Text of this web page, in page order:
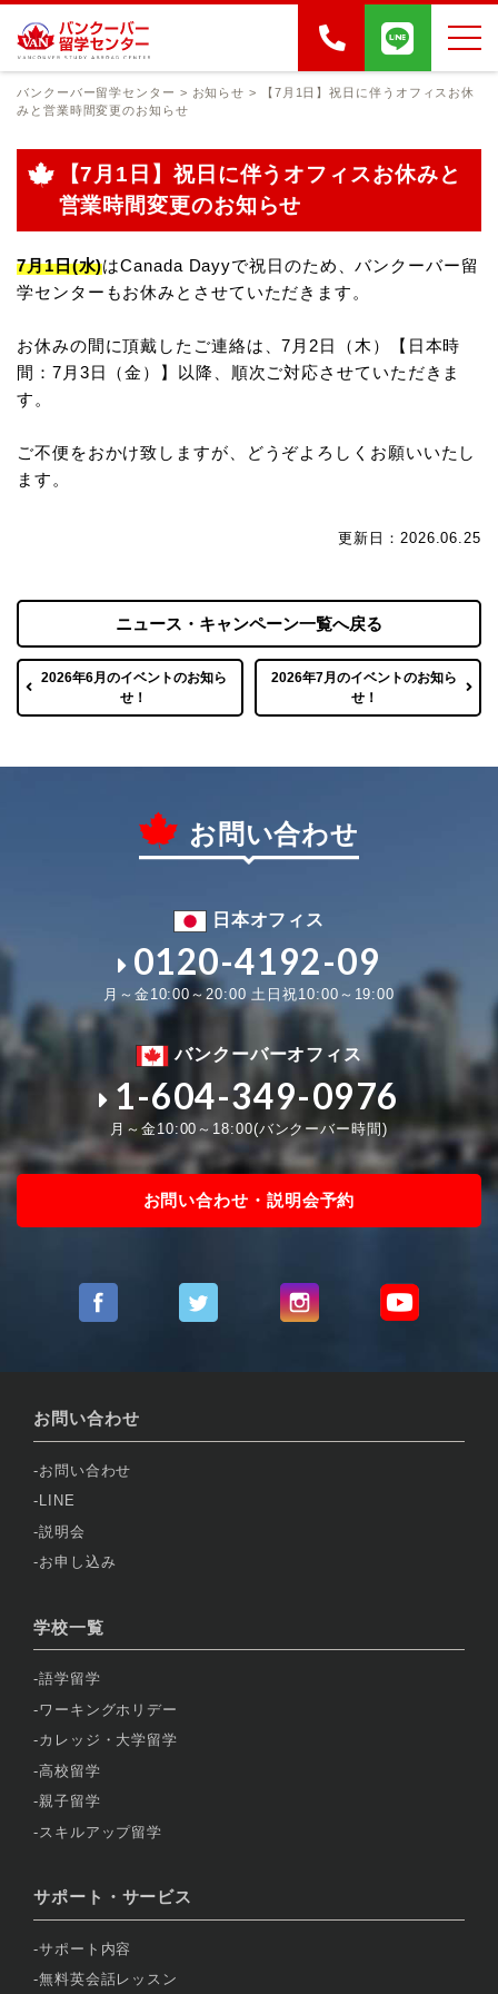
バンクーバー留学センター > お知らせ >
【7月1日】祝日に伴うオフィスお休
みと営業時間変更のお知らせ
【7月1日】祝日に伴うオフィスお休みと
営業時間変更のお知らせ
7月1日(水)はCanada Dayyで祝日のため、バンクーバー留
学センターもお休みとさせていただきます。
お休みの間に頂戴したご連絡は、7月2日（木）【日本時
間：7月3日（金）】以降、順次ご対応させていただきま
す。
ご不便をおかけ致しますが、どうぞよろしくお願いいたし
ます。
更新日：2026.06.25
2026年6月のイベントのお知ら
せ！
ニュース・キャンペーン一覧へ戻る
2026年7月のイベントのお知ら
せ！
お問い合わせ
日本オフィス
0120-4192-09
月～金10:00～20:00 土日祝10:00～19:00
バンクーバーオフィス
1-604-349-0976
月～金10:00～18:00(バンクーバー時間)
お問い合わせ・説明会予約
お問い合わせ
お問い合わせ
LINE
説明会
お申し込み
学校一覧
語学留学
ワーキングホリデー
カレッジ・大学留学
高校留学
親子留学
スキルアップ留学
サポート・サービス
サポート内容
無料英会話レッスン